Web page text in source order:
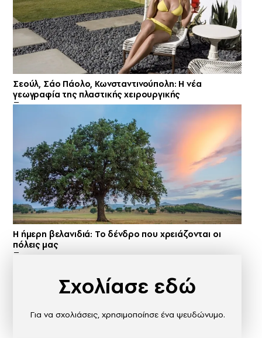
Σεούλ, Σάο Πάολο, Κωνσταντινούπολη: Η νέα
γεωγραφία της πλαστικής χειρουργικής
Η ήμερη βελανιδιά: Το δένδρο που χρειάζονται οι
πόλεις μας
Σχολίασε εδώ
Για να σχολιάσεις, χρησιμοποίησε ένα ψευδώνυμο.